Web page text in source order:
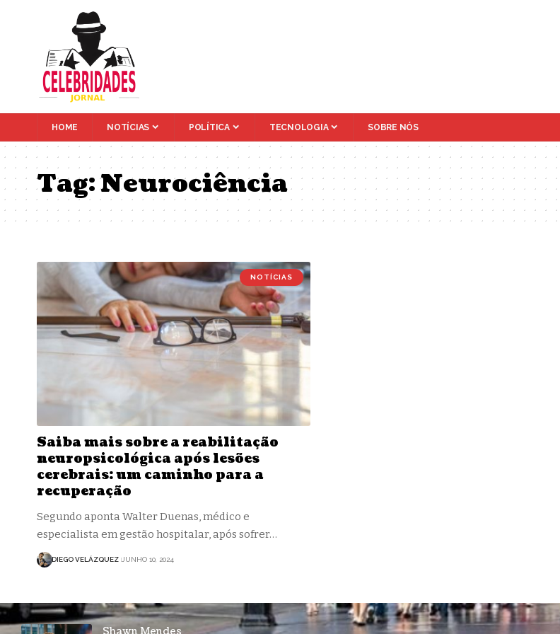
HOME NOTÍCIAS POLÍTICA TECNOLOGIA SOBRE NÓS
Tag:Neurociência
NOTÍCIAS
Saiba mais sobre a reabilitação
neuropsicológica após lesões
cerebrais: um caminho para a
recuperação
Segundo aponta Walter Duenas, médico e
especialista em gestão hospitalar, após sofrer…
DIEGO VELÁZQUEZ JUNHO 10, 2024